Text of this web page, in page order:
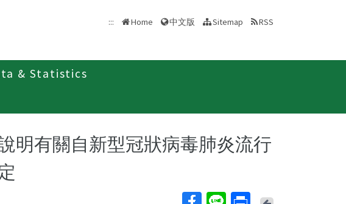
::: Home 中文版 Sitemap RSS
& Statistics
明有關自新型冠狀病毒肺炎流行
Back